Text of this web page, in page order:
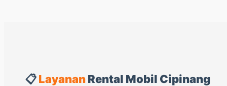
📋LayananRental Mobil Cipinang